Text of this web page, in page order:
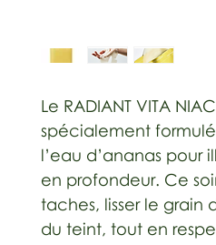
Le RADIANT VITA
spécialement
l’eau d’ananas pour
en profondeur. Ce
taches, lisser le grain
du teint, tout en